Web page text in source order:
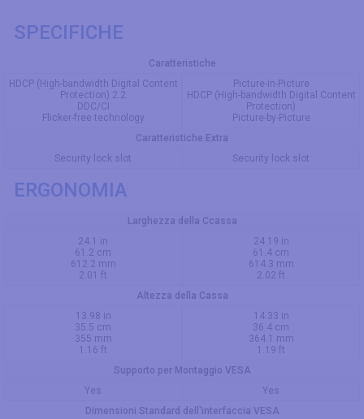
SPECIFICHE
Caratteristiche
HDCP (High-bandwidth Digital Content
Protection) 2.2
DDC/CI
Flicker-free technology
Picture-in-Picture
HDCP (High-bandwidth Digital Content
Protection)
Picture-by-Picture
Caratteristiche Extra
Security lock slot
Security lock slot
ERGONOMIA
Larghezza della Ccassa
24.1 in
61.2 cm
612.2 mm
2.01 ft
24.19 in
61.4 cm
614.3 mm
2.02 ft
Altezza della Cassa
13.98 in
35.5 cm
355 mm
1.16 ft
14.33 in
36.4 cm
364.1 mm
1.19 ft
Supporto per Montaggio VESA
Yes
Yes
Dimensioni Standard dell'interfaccia VESA